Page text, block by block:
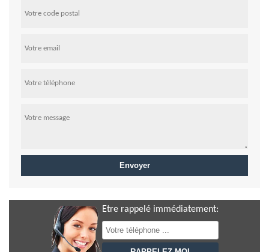
Etre rappelé immédiatement: